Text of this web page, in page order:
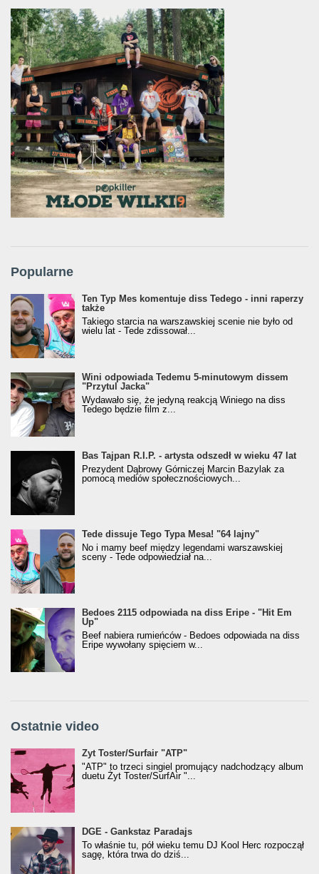
Popularne
Ten Typ Mes komentuje diss Tedego - inni raperzy
także
Takiego starcia na warszawskiej scenie nie było od
wielu lat - Tede zdissował...
Wini odpowiada Tedemu 5-minutowym dissem
"Przytul Jacka"
Wydawało się, że jedyną reakcją Winiego na diss
Tedego będzie film z...
Bas Tajpan R.I.P. - artysta odszedł w wieku 47 lat
Prezydent Dąbrowy Górniczej Marcin Bazylak za
pomocą mediów społecznościowych...
Tede dissuje Tego Typa Mesa! "64 lajny"
No i mamy beef między legendami warszawskiej
sceny - Tede odpowiedział na...
Bedoes 2115 odpowiada na diss Eripe - "Hit Em
Up"
Beef nabiera rumieńców - Bedoes odpowiada na diss
Eripe wywołany spięciem w...
Ostatnie video
Żyt Toster/SurfAir - ATP VIDEO
Żyt Toster/Surfair "ATP"
"ATP" to trzeci singiel promujący nadchodzący album
duetu Żyt Toster/SurfAir "...
donGURALesko z nagrodą za
Klasyczny/Trueschoolowy Album Roku
(Popkillery 2023)
DGE - Gankstaz Paradajs
To właśnie tu, pół wieku temu DJ Kool Herc rozpoczął
sagę, która trwa do dziś...